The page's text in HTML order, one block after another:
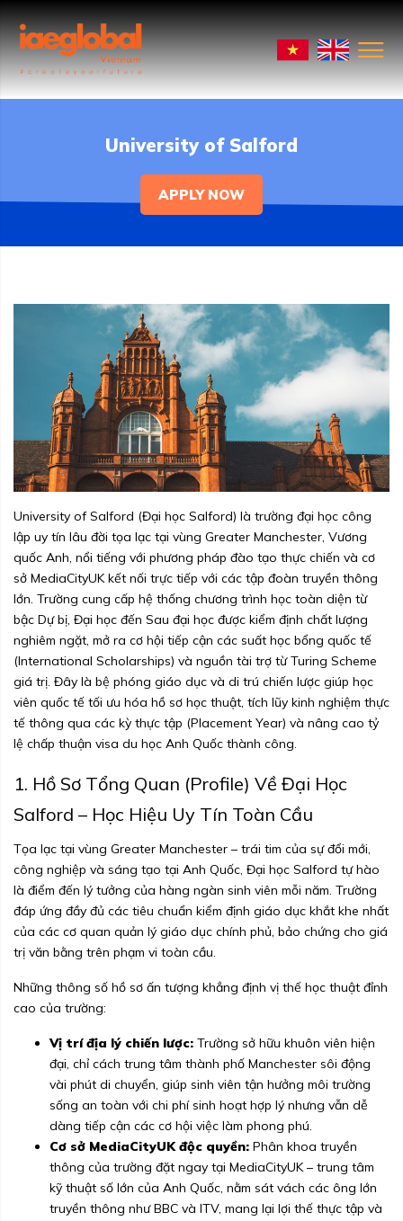
University of Salford
APPLY NOW
University of Salford (Đại học Salford) là trường đại học công
lập uy tín lâu đời tọa lạc tại vùng Greater Manchester, Vương
quốc Anh, nổi tiếng với phương pháp đào tạo thực chiến và cơ
sở MediaCityUK kết nối trực tiếp với các tập đoàn truyền thông
lớn. Trường cung cấp hệ thống chương trình học toàn diện từ
bậc Dự bị, Đại học đến Sau đại học được kiểm định chất lượng
nghiêm ngặt, mở ra cơ hội tiếp cận các suất học bổng quốc tế
(International Scholarships) và nguồn tài trợ từ Turing Scheme
giá trị. Đây là bệ phóng giáo dục và di trú chiến lược giúp học
viên quốc tế tối ưu hóa hồ sơ học thuật, tích lũy kinh nghiệm thực
tế thông qua các kỳ thực tập (Placement Year) và nâng cao tỷ
lệ chấp thuận visa du học Anh Quốc thành công.
1. Hồ Sơ Tổng Quan (Profile) Về Đại Học
Salford – Học Hiệu Uy Tín Toàn Cầu
Tọa lạc tại vùng Greater Manchester – trái tim của sự đổi mới,
công nghiệp và sáng tạo tại Anh Quốc, Đại học Salford tự hào
là điểm đến lý tưởng của hàng ngàn sinh viên mỗi năm. Trường
đáp ứng đầy đủ các tiêu chuẩn kiểm định giáo dục khắt khe nhất
của các cơ quan quản lý giáo dục chính phủ, bảo chứng cho giá
trị văn bằng trên phạm vi toàn cầu.
Những thông số hồ sơ ấn tượng khẳng định vị thế học thuật đỉnh
cao của trường:
Vị trí địa lý chiến lược: Trường sở hữu khuôn viên hiện
đại, chỉ cách trung tâm thành phố Manchester sôi động
vài phút di chuyển, giúp sinh viên tận hưởng môi trường
sống an toàn với chi phí sinh hoạt hợp lý nhưng vẫn dễ
dàng tiếp cận các cơ hội việc làm phong phú.
Cơ sở MediaCityUK độc quyền: Phân khoa truyền
thông của trường đặt ngay tại MediaCityUK – trung tâm
kỹ thuật số lớn của Anh Quốc, nằm sát vách các ông lớn
truyền thông như BBC và ITV, mang lại lợi thế thực tập và